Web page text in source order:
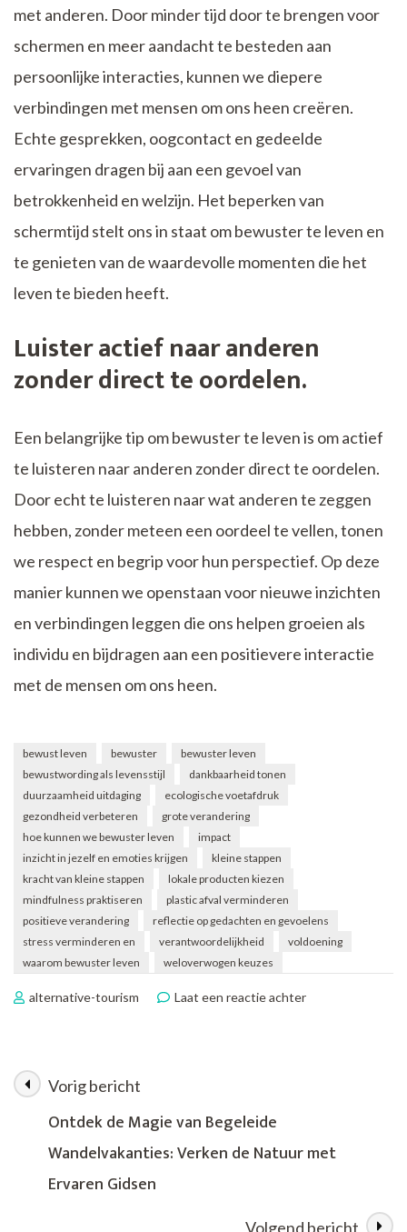
met anderen. Door minder tijd door te brengen voor
schermen en meer aandacht te besteden aan
persoonlijke interacties, kunnen we diepere
verbindingen met mensen om ons heen creëren.
Echte gesprekken, oogcontact en gedeelde
ervaringen dragen bij aan een gevoel van
betrokkenheid en welzijn. Het beperken van
schermtijd stelt ons in staat om bewuster te leven en
te genieten van de waardevolle momenten die het
leven te bieden heeft.
Luister actief naar anderen
zonder direct te oordelen.
Een belangrijke tip om bewuster te leven is om actief
te luisteren naar anderen zonder direct te oordelen.
Door echt te luisteren naar wat anderen te zeggen
hebben, zonder meteen een oordeel te vellen, tonen
we respect en begrip voor hun perspectief. Op deze
manier kunnen we openstaan voor nieuwe inzichten
en verbindingen leggen die ons helpen groeien als
individu en bijdragen aan een positievere interactie
met de mensen om ons heen.
bewust leven bewuster
bewuster leven
bewustwording als levensstijl
dankbaarheid tonen
duurzaamheid uitdaging
ecologische voetafdruk
gezondheid verbeteren
grote verandering
hoe kunnen we bewuster leven
impact
inzicht in jezelf en emoties krijgen
kleine stappen
kracht van kleine stappen
lokale producten kiezen
mindfulness praktiseren
plastic afval verminderen
positieve verandering
reflectie op gedachten en gevoelens
stress verminderen en
verantwoordelijkheid
voldoening
waarom bewuster leven
weloverwogen keuzes
alternative-tourism Laat een reactie achterop
Grote
Berichtnavigatie
Vorig bericht
Ontdek de Magie van Begeleide
Wandelvakanties: Verken de Natuur met
Ervaren Gidsen
Volgend bericht